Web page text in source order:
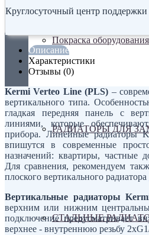
Покраска
РАДИАТОРЫ ДЛЯ
СТАЛЬНЫЕ
Круглосуточный центр поддержки
Описание
Характеристики
Отзывы (0)
Kermi Verteo Line (PLS) –
вертикального типа.
гладкая передняя панель с
линиями, которые
прибора. Линейные радиаторы
впишутся в современные
назначений: квартиры,
Для сравнения, рекомендуем
плоского вертикального радиатора
Вертикальные радиаторы
верхним или нижним
подключение предусматривает
верхнее - внутреннюю резьбу